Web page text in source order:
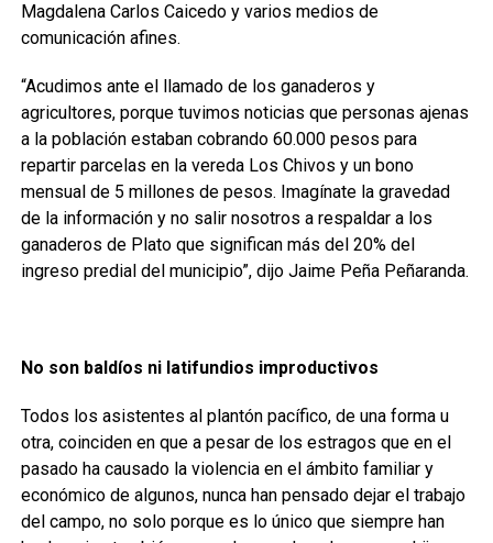
Magdalena Carlos Caicedo y varios medios de
comunicación afines.
“Acudimos ante el llamado de los ganaderos y
agricultores, porque tuvimos noticias que personas ajenas
a la población estaban cobrando 60.000 pesos para
repartir parcelas en la vereda Los Chivos y un bono
mensual de 5 millones de pesos. Imagínate la gravedad
de la información y no salir nosotros a respaldar a los
ganaderos de Plato que significan más del 20% del
ingreso predial del municipio”, dijo Jaime Peña Peñaranda.
No son baldíos ni latifundios improductivos
Todos los asistentes al plantón pacífico, de una forma u
otra, coinciden en que a pesar de los estragos que en el
pasado ha causado la violencia en el ámbito familiar y
económico de algunos, nunca han pensado dejar el trabajo
del campo, no solo porque es lo único que siempre han